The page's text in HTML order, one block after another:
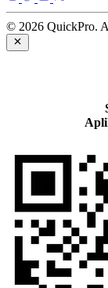
© 2026 QuickPro.